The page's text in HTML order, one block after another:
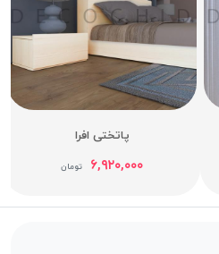
پاتختی افرا
۶,۹۲۰,۰۰۰ تومان